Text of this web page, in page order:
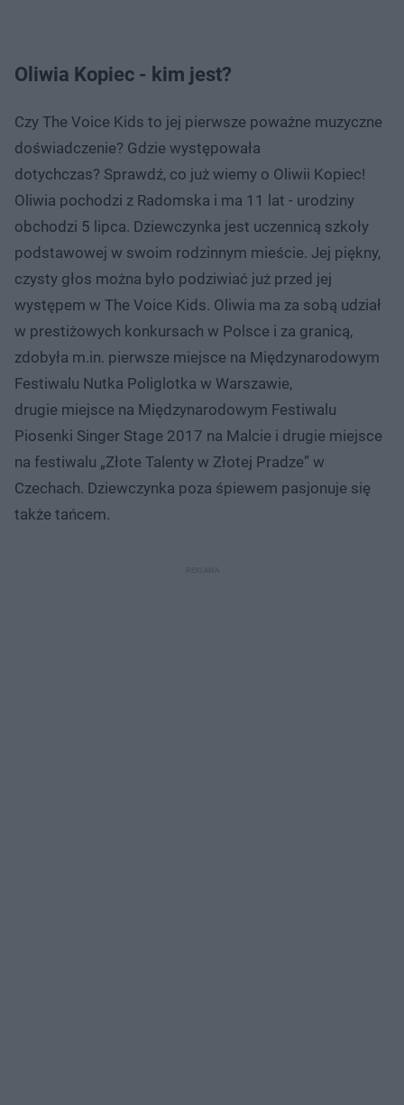
Oliwia Kopiec - kim jest?
Czy The Voice Kids to jej pierwsze poważne muzyczne
doświadczenie? Gdzie występowała
dotychczas? Sprawdź, co już wiemy o Oliwii Kopiec!
Oliwia pochodzi z Radomska i ma 11 lat - urodziny
obchodzi 5 lipca. Dziewczynka jest uczennicą szkoły
podstawowej w swoim rodzinnym mieście. Jej piękny,
czysty głos można było podziwiać już przed jej
występem w The Voice Kids. Oliwia ma za sobą udział
w prestiżowych konkursach w Polsce i za granicą,
zdobyła m.in. pierwsze miejsce na Międzynarodowym
Festiwalu Nutka Poliglotka w Warszawie,
drugie miejsce na Międzynarodowym Festiwalu
Piosenki Singer Stage 2017 na Malcie i drugie miejsce
na festiwalu „Złote Talenty w Złotej Pradze” w
Czechach. Dziewczynka poza śpiewem pasjonuje się
także tańcem.